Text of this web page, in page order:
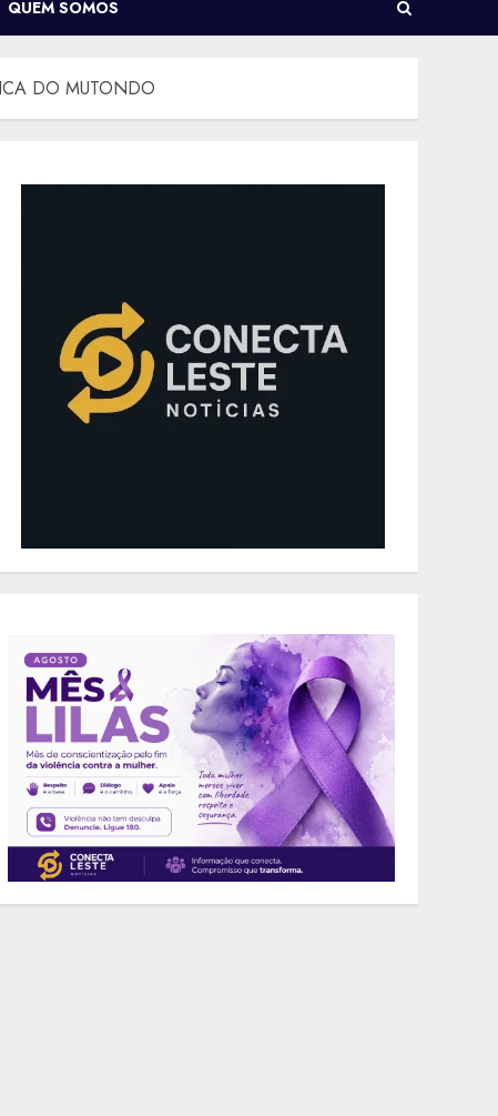
QUEM SOMOS
DO MUTONDO